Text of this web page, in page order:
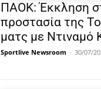
ΠΑΟΚ: Έκκληση
προστασία της
ματς με Ντιναμό
Sportlive Newsroom - 30/07/